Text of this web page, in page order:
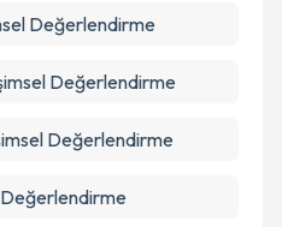
Değerlendirme
Değerlendirme
Değerlendirme